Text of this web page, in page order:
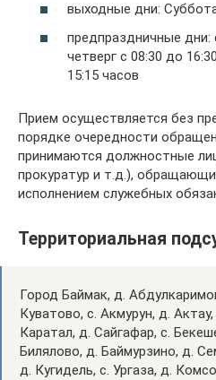
выходные дни:
предпраздничные дни:
четверг с 08:30 до
15:15 часов
Прием осуществляется без
порядке очередности
принимаются должностные
прокуратур и т.д.),
исполнением служебных
Территориальная
Город Баймак, д.
Куватово, с. Акмурун, д.
Каратал, д. Сайгафар, с.
Билялово, д. Баймурзино, д.
д. Кугидель, с. Ургаза, д.